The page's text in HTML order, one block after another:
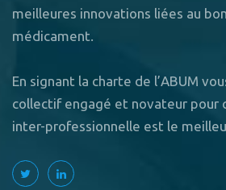
meilleures innovations liées au
médicament.
En signant la charte de l’ABUM
collectif engagé et novateur pour
inter-professionnelle est le